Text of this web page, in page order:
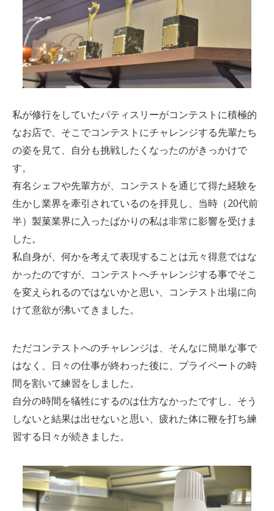
私が修行をしていたパティスリーがコンテストに積極的
なお店で、そこでコンテストにチャレンジする先輩たち
の姿を見て、自分も挑戦したくなったのがきっかけで
す。
有名シェフや先輩方が、コンテストを通じて得た経験を
生かし業界を牽引されているのを拝見し、当時（20代前
半）製菓業界に入ったばかりの私は非常に影響を受けま
した。
私自身が、何かを考えて表現することは元々得意ではな
かったのですが、コンテストへチャレンジする事でそこ
を変えられるのではないかと思い、コンテスト出場に向
けて意欲が沸いてきました。
ただコンテストへのチャレンジは、そんなに簡単な事で
はなく、日々の仕事が終わった後に、プライベートの時
間を割いて練習をしました。
自分の時間を犠牲にするのは仕方なかったですし、そう
しないと結果は出せないと思い、疲れた体に鞭を打ち練
習する日々が続きました。